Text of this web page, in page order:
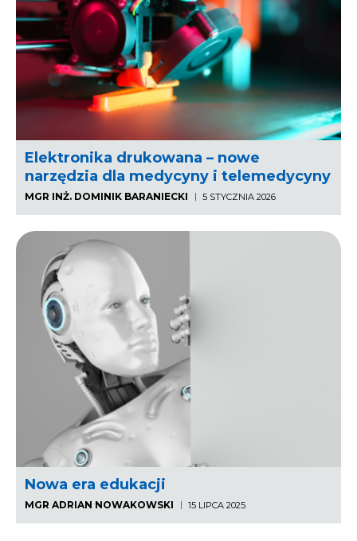
Elektronika drukowana – nowe
narzędzia dla medycyny i telemedycyny
MGR INŻ. DOMINIK BARANIECKI 5 STYCZNIA 2026
Nowa era edukacji
MGR ADRIAN NOWAKOWSKI 15 LIPCA 2025